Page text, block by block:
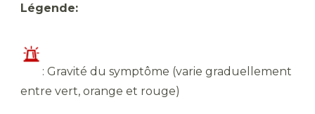
Légende:
: Gravité du symptôme (varie graduellement
entre vert, orange et rouge)